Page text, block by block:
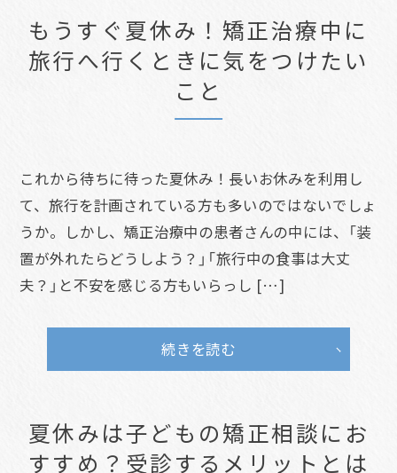
もうすぐ夏休み！矯正治療中に
旅行へ行くときに気をつけたい
こと
これから待ちに待った夏休み！長いお休みを利用し
て、旅行を計画されている方も多いのではないでしょ
うか。しかし、矯正治療中の患者さんの中には、「装
置が外れたらどうしよう？」「旅行中の食事は大丈
夫？」と不安を感じる方もいらっし […]
続きを読む
夏休みは子どもの矯正相談にお
すすめ？受診するメリットとは